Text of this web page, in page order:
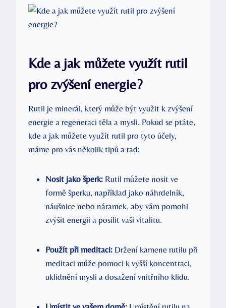
Kde a jak můžete využít rutil
pro zvýšení energie?
Rutil je minerál, který může být využit k zvýšení
energie a regeneraci těla a mysli. Pokud se ptáte,
kde a jak můžete využít rutil pro tyto účely,
máme pro vás několik tipů a rad:
Nosit jako šperk: Rutil můžete nosit ve
formě šperku, například jako náhrdelník,
náušnice nebo náramek, aby vám pomohl
zvýšit energii a posílit vaši vitalitu.
Použít při meditaci: Držení kamene rutilu při
meditaci může pomoci k vyšší koncentraci,
uklidnění mysli a dosažení vnitřního klidu.